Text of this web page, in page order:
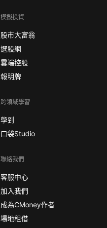
模擬投資
股市大富翁
選股網
雲端控股
報明牌
跨領域學習
學到
口袋Studio
聯絡我們
客服中心
加入我們
成為CMoney作者
場地租借